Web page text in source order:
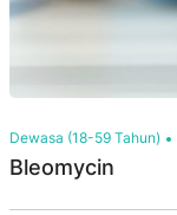
Dewasa (18-59 Tahun)
Bleomycin